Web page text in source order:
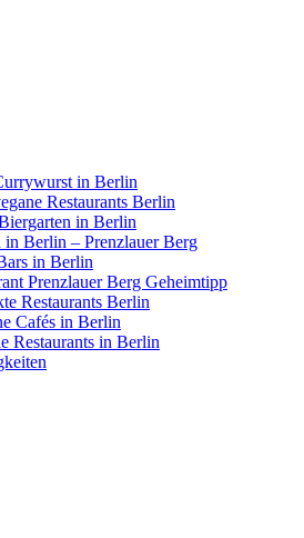
in Berlin
Restaurants Berlin
in Berlin
in Berlin – Prenzlauer Berg
in Berlin
Prenzlauer Berg Geheimtipp
Restaurants Berlin
Cafés in Berlin
Restaurants in Berlin